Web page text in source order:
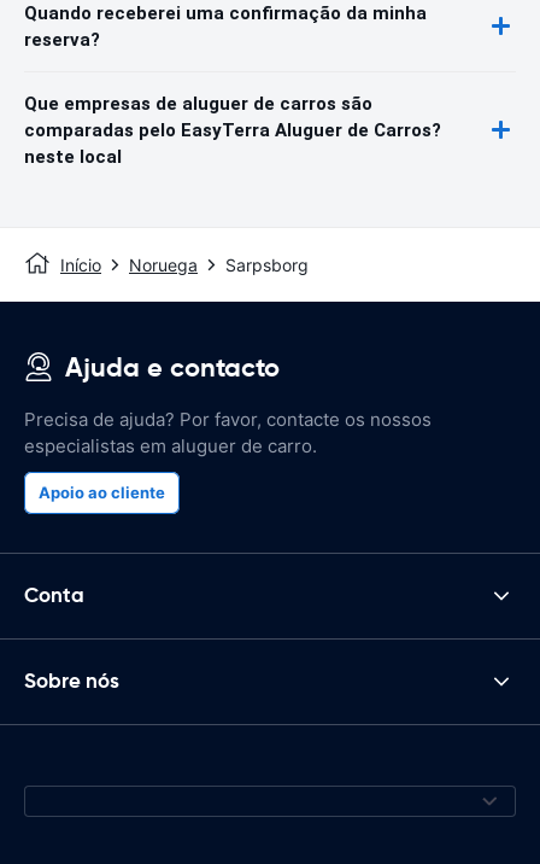
Quando receberei uma confirmação da minha
reserva?
Que empresas de aluguer de carros são
comparadas pelo EasyTerra Aluguer de Carros?
neste local
Início Noruega Sarpsborg
Ajuda e contacto
Precisa de ajuda? Por favor, contacte os nossos
especialistas em aluguer de carro.
Apoio ao cliente
Conta
Sobre nós